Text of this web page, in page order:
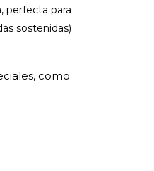
perfecta para
sostenidas)
como